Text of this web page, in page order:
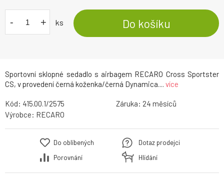
Sportovní sklopné sedadlo s airbagem RECARO Cross Sportster
CS, v provedení černá koženka/černá Dynamica.... více
- + ks Do košíku
Kód: 415.00.1/2575 Záruka: 24
Výrobce: RECARO
Do oblíbených
Porovnání
Dotaz prodejci
Hlídání